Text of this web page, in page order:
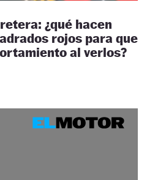
¿qué hacen
rojos para que
al verlos?